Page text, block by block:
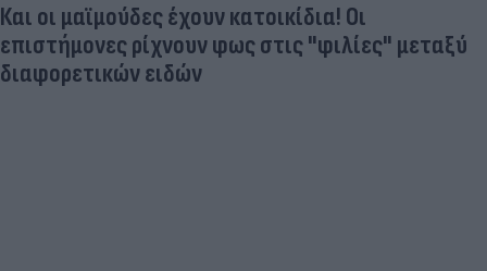
Και οι μαϊμούδες έχουν κατοικίδια! Οι
επιστήμονες ρίχνουν φως στις "φιλίες" μεταξύ
διαφορετικών ειδών